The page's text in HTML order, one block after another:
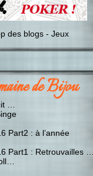
de Bijou
…
Part2 : à l’année
Part1 : Retrouvailles …